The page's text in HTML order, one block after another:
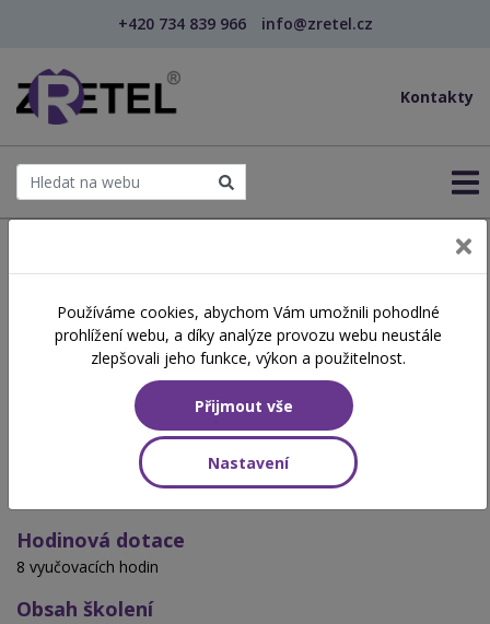
+420 734 839 966 info@zretel.cz
Kontakty
Expresivní techniky pro
práci se skupinou osob s
mentálním postižením
Číslo akreditace
Hodinová dotace
8 vyučovacích hodin
Obsah školení
Používáme cookies, abychom Vám umožnili pohodlné
prohlížení webu, a díky analýze provozu webu neustále
zlepšovali jeho funkce, výkon a použitelnost.
Přijmout vše
Nastavení